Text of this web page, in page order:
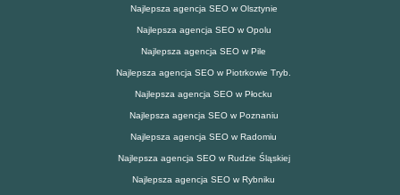
Najlepsza agencja SEO w Olsztynie
Najlepsza agencja SEO w Opolu
Najlepsza agencja SEO w Pile
Najlepsza agencja SEO w Piotrkowie Tryb.
Najlepsza agencja SEO w Płocku
Najlepsza agencja SEO w Poznaniu
Najlepsza agencja SEO w Radomiu
Najlepsza agencja SEO w Rudzie Śląskiej
Najlepsza agencja SEO w Rybniku